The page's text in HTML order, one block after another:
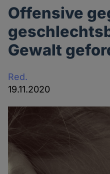
Offensive
Gewalt
Red.
19.11.2020